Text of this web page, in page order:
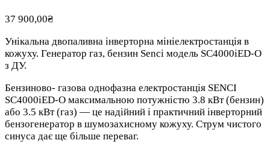
37 900,00₴
Унікальна двопаливна інверторна мініелектростанція в
кожуху. Генератор газ, бензин Senci модель SC4000iED-O
з ДУ.
Бензиново- газова однофазна електростанція SENCI
SC4000iED-O максимальною потужністю 3.8 кВт (бензин)
або 3.5 кВт (газ) — це надійний і практичний інверторний
бензогенератор в шумозахисному кожуху. Струм чистого
синуса дає ще більше переваг.